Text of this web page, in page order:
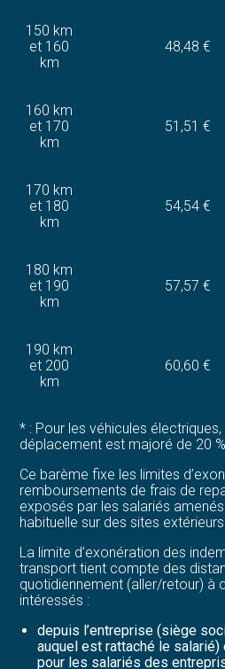
150 km
et 160
km
48,48 €
160 km
et 170
km
51,51 €
170 km
et 180
km
54,54 €
180 km
et 190
km
57,57 €
190 km
et 200
km
60,60 €
* : Pour les véhicules
déplacement est majoré de 20 %
Ce barème fixe les limites
remboursements de frais de
exposés par les salariés
habituelle sur des sites extérieurs
La limite d’exonération des
transport tient compte des
quotidiennement (aller/retour) à
intéressés :
depuis l’entreprise (siège
auquel est rattaché le
pour les salariés des